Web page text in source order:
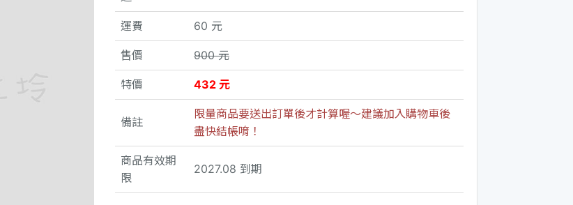
運費 60 元
售價 900 元
特價 432 元
備註
限量商品要送出訂單後才計算喔～建議加入購物車後
盡快結帳唷！
商品有效期
限
2027.08 到期